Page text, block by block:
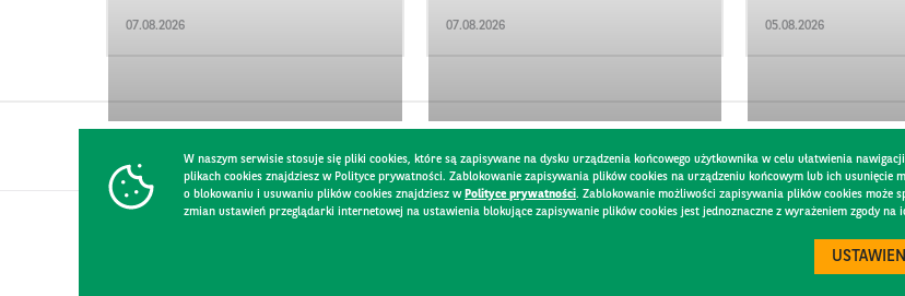
07.08.2026 07.08.2026 05.08.2026
W naszym serwisie stosuje się pliki cookies, które są zapisywane na dysku urządzenia końcowego użytkownika w celu ułatwienia
plikach cookies znajdziesz w Polityce prywatności. Zablokowanie zapisywania plików cookies na urządzeniu końcowym lub ich
o blokowaniu i usuwaniu plików cookies znajdziesz w Polityce prywatności. Zablokowanie możliwości zapisywania plików cookies może
zmian ustawień przeglądarki internetowej na ustawienia blokujące zapisywanie plików cookies jest jednoznaczne z wyrażeniem zgody na